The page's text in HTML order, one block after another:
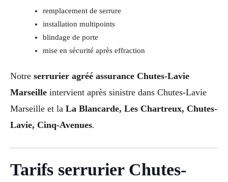
remplacement de serrure
installation multipoints
blindage de porte
mise en sécurité après effraction
Notre serrurier agréé assurance Chutes-Lavie
Marseille intervient après sinistre dans Chutes-Lavie
Marseille et la La Blancarde, Les Chartreux, Chutes-
Lavie, Cinq-Avenues.
Tarifs serrurier Chutes-